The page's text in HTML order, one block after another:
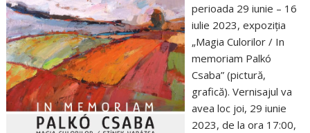
perioada 29 iunie – 16
iulie 2023, expoziția
„Magia Culorilor / In
memoriam Palkó
Csaba” (pictură,
grafică). Vernisajul va
avea loc joi, 29 iunie
2023, de la ora 17:00,